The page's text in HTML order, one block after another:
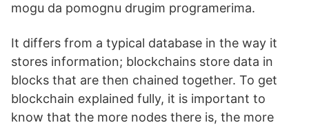
mogu da pomognu drugim programerima.
It differs from a typical database in the way it
stores information; blockchains store data in
blocks that are then chained together. To get
blockchain explained fully, it is important to
know that the more nodes there is, the more